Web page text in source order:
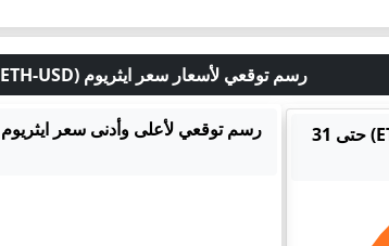
رسم توقعي لأسعار سعر ايثريوم (ETH-USD) حتى 31 Jul 2027
توقع اتجاه السعر لـ ايثريوم (ETH-USD) حتى 31